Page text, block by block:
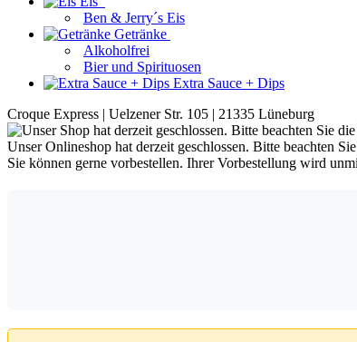
Ben & Jerry´s Eis
Getränke
Alkoholfrei
Bier und Spirituosen
Extra Sauce + Dips
Croque Express | Uelzener Str. 105 | 21335 Lüneburg
Unser Onlineshop hat derzeit geschlossen. Bitte beachten
Sie können gerne vorbestellen. Ihrer Vorbestellung wird